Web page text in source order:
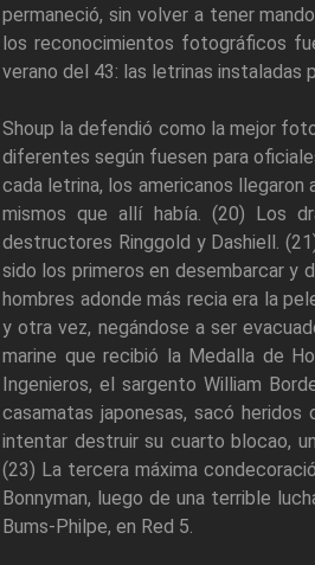
permaneció, sin volver a tener
los reconocimientos fotográficos
verano del 43: las letrinas instaladas
Shoup la defendió como la mejor
diferentes según fuesen para
cada letrina, los americanos
mismos que allí había. (20) Los
destructores Ringgold y Dashiell.
sido los primeros en desembarcar y
hombres adonde más recia era la
y otra vez, negándose a ser
marine que recibió la Medalla de
Ingenieros, el sargento William
casamatas japonesas, sacó
intentar destruir su cuarto blocao,
(23) La tercera máxima
Bonnyman, luego de una terrible
Bums-Philpe, en Red 5.